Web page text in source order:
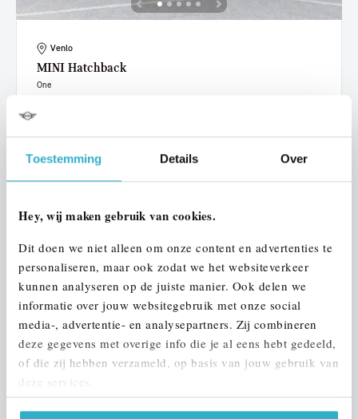
Toestemming Details Over
Hey, wij maken gebruik van cookies.
Dit doen we niet alleen om onze content en advertenties te
personaliseren, maar ook zodat we het websiteverkeer
kunnen analyseren op de juiste manier. Ook delen we
informatie over jouw websitegebruik met onze social
media-, advertentie- en analysepartners. Zij combineren
deze gegevens met overige info die je al eens hebt gedeeld,
of die zij hebben verzameld, op basis van jouw gebruik van
deze services.
Venlo
MINI Hatchback
One